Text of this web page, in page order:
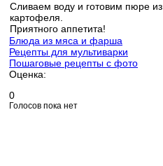
Сливаем воду и готовим пюре из
картофеля.
Приятного аппетита!
Блюда из мяса и фарша
Рецепты для мультиварки
Пошаговые рецепты с фото
Оценка:
0
Голосов пока нет